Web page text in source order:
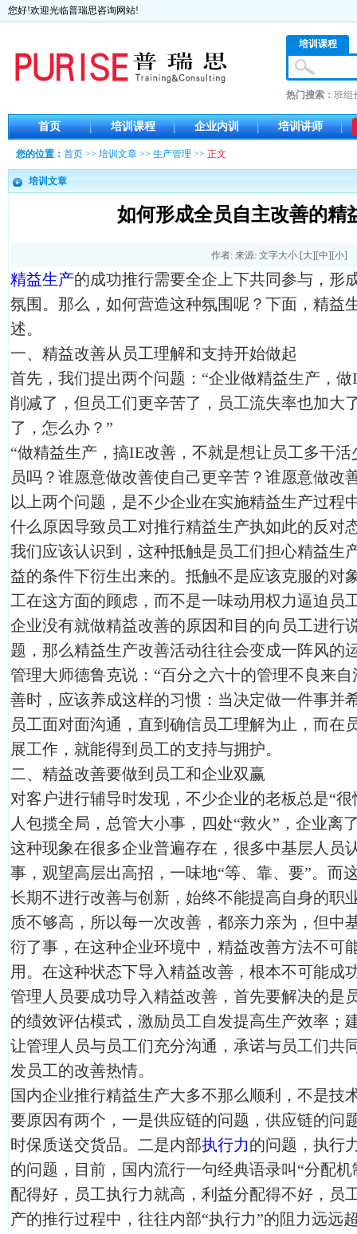
您好!欢迎光临普瑞思咨询网站!
培训课程
热门搜索： 班组
首页 培训课程 企业内训 培训讲师
您的位置： 首页 >> 培训文章 >> 生产管理 >> 正文
培训文章
如何形成全员自主改善的精
作者: 来源: 文字大小:[大][中][小]
精益生产的成功推行需要全企上下共同参与，形
氛围。那么，如何营造这种氛围呢？下面，精益
述。
一、精益改善从员工理解和支持开始做起
首先，我们提出两个问题：“企业做精益生产，
削减了，但员工们更辛苦了，员工流失率也加大
了，怎么办？”
“做精益生产，搞IE改善，不就是想让员工多干
员吗？谁愿意做改善使自己更辛苦？谁愿意做改
以上两个问题，是不少企业在实施精益生产过程
什么原因导致员工对推行精益生产执如此的反对
我们应该认识到，这种抵触是员工们担心精益生
益的条件下衍生出来的。抵触不是应该克服的对
工在这方面的顾虑，而不是一味动用权力逼迫员
企业没有就做精益改善的原因和目的向员工进行
题，那么精益生产改善活动往往会变成一阵风的
管理大师德鲁克说：“百分之六十的管理不良来
善时，应该养成这样的习惯：当决定做一件事并
员工面对面沟通，直到确信员工理解为止，而在
展工作，就能得到员工的支持与拥护。
二、精益改善要做到员工和企业双赢
对客户进行辅导时发现，不少企业的老板总是“
人包揽全局，总管大小事，四处“救火”，企业离
这种现象在很多企业普遍存在，很多中基层人员
事，观望高层出高招，一味地“等、靠、要”。而
长期不进行改善与创新，始终不能提高自身的职
质不够高，所以每一次改善，都亲力亲为，但中
衍了事，在这种企业环境中，精益改善方法不可
用。在这种状态下导入精益改善，根本不可能成
管理人员要成功导入精益改善，首先要解决的是
的绩效评估模式，激励员工自发提高生产效率；
让管理人员与员工们充分沟通，承诺与员工们共
发员工的改善热情。
国内企业推行精益生产大多不那么顺利，不是技
要原因有两个，一是供应链的问题，供应链的问
时保质送交货品。二是内部执行力的问题，执行
的问题，目前，国内流行一句经典语录叫“分配
配得好，员工执行力就高，利益分配得不好，员
产的推行过程中，往往内部“执行力”的阻力远远